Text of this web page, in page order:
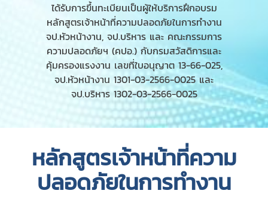
ได้รับการขึ้นทะเบียนเป็นผู้ให้บริการฝึกอบรม
หลักสูตรเจ้าหน้าที่ความปลอดภัยในการทำงาน
จป.หัวหน้างาน, จป.บริหาร และ คณะกรรมการ
ความปลอดภัยฯ (คปอ.) กับกรมสวัสดิการและ
คุ้มครองแรงงาน เลขที่ใบอนุญาต 13-66-025,
จป.หัวหน้างาน 1301-03-2566-0025 และ
จป.บริหาร 1302-03-2566-0025
หลักสูตรเจ้าหน้าที่ความ
ปลอดภัยในการทำงาน